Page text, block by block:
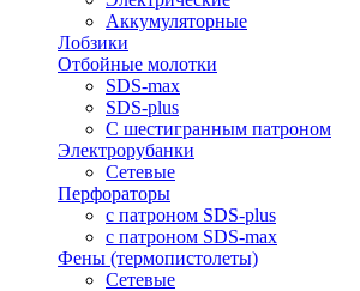
Аккумуляторные
Лобзики
Отбойные молотки
SDS-max
SDS-plus
С шестигранным патроном
Электрорубанки
Сетевые
Перфораторы
с патроном SDS-plus
с патроном SDS-max
Фены (термопистолеты)
Сетевые